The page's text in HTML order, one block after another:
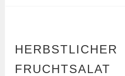
HERBSTLICHER
FRUCHTSALAT